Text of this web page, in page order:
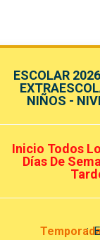
ESCOLAR
NIÑOS -
Inicio Todos
Días De